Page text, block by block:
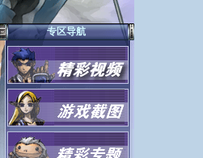
专区导航